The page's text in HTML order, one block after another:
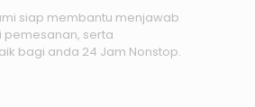
siap membantu menjawab
serta
bagi anda 24 Jam Nonstop.